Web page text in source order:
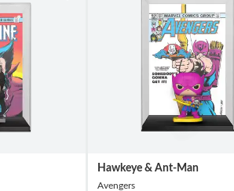
Hawkeye & Ant-Man
Avengers